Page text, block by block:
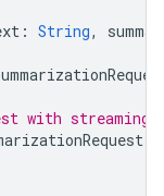
: String,
with streaming